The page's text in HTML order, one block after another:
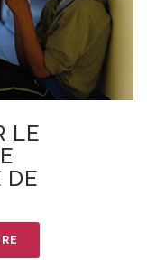
LE
DE